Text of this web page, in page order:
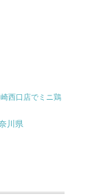
西口店でミニ鶏
川県